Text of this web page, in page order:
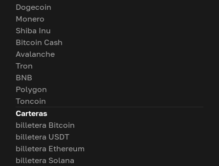
Dogecoin
Monero
Shiba Inu
Bitcoin Cash
Avalanche
Tron
BNB
Polygon
Toncoin
Carteras
billetera Bitcoin
billetera USDT
billetera Ethereum
billetera Solana